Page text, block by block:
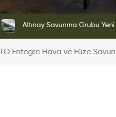
Altınay Savunma Grubu Yeni
Entegre Hava ve Füze